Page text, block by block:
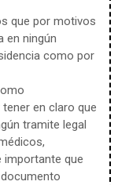
que por motivos
en ningún
como por
en claro que
tramite legal
importante que